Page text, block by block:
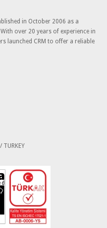
in October 2006 as a
over 20 years of experience in
launched CRM to offer a reliable